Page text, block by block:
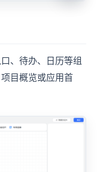
、待办、日历等组
目概览或应用首